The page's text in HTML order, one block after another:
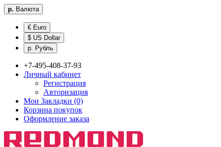
р. Валюта
€ Euro
$ US Dollar
р. Рубль
+7-495-408-37-93
Личный кабинет
Регистрация
Авторизация
Мои Закладки (0)
Корзина покупок
Оформление заказа